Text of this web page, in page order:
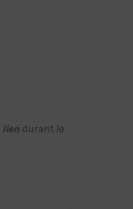
lien durant le